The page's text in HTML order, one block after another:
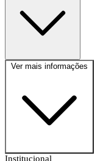
Ver mais informações
Institucional